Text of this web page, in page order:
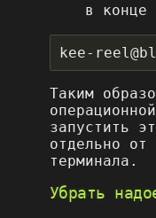
в конце
kee-
Таким
запустить
отдельно от
терминала.
Убрать